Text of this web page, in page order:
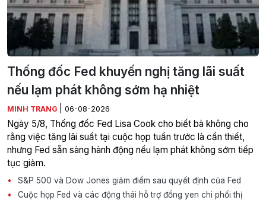
Thống đốc Fed khuyến nghị tăng lãi suất
nếu lạm phát không sớm hạ nhiệt
MINH TRANG 06-08-2026
Ngày 5/8, Thống đốc Fed Lisa Cook cho biết bà không cho
rằng việc tăng lãi suất tại cuộc họp tuần trước là cần thiết,
nhưng Fed sẵn sàng hành động nếu lạm phát không sớm tiếp
tục giảm.
S&P 500 và Dow Jones giảm điểm sau quyết định của Fed
Cuộc họp Fed và các động thái hỗ trợ đồng yen chi phối thị